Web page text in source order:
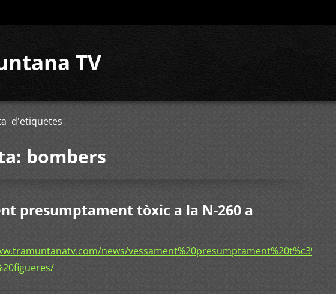
TV
d'etiquetes
bombers
presumptament tòxic a la N-260 a
news/